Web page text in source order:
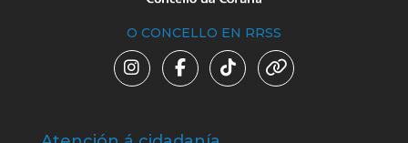
O CONCELLO EN RRSS